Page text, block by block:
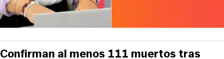
Confirman al menos 111 muertos tras